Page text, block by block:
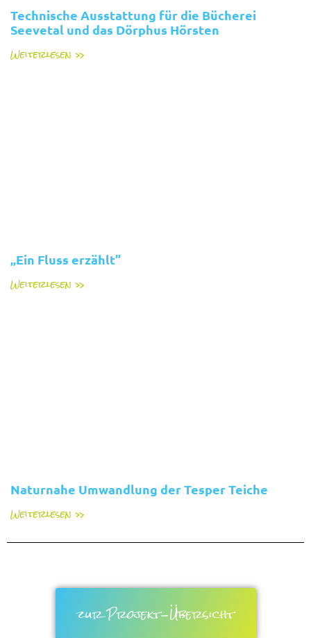
Technische Ausstattung für die Bücherei
Seevetal und das Dörphus Hörsten
Weiterlesen »
„Ein Fluss erzählt”
Weiterlesen »
Naturnahe Umwandlung der Tesper Teiche
Weiterlesen »
zur Projekt-Übersicht